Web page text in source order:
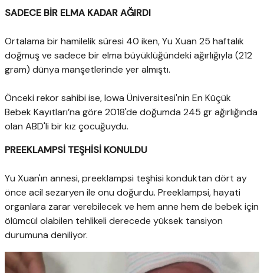
SADECE BİR ELMA KADAR AĞIRDI
Ortalama bir hamilelik süresi 40 iken, Yu Xuan 25 haftalık
doğmuş ve sadece bir elma büyüklüğündeki ağırlığıyla (212
gram) dünya manşetlerinde yer almıştı.
Önceki rekor sahibi ise, Iowa Üniversitesi'nin En Küçük
Bebek Kayıtları’na göre 2018'de doğumda 245 gr ağırlığında
olan ABD'li bir kız çocuğuydu.
PREEKLAMPSİ TEŞHİSİ KONULDU
Yu Xuan'ın annesi, preeklampsi teşhisi konduktan dört ay
önce acil sezaryen ile onu doğurdu. Preeklampsi, hayati
organlara zarar verebilecek ve hem anne hem de bebek için
ölümcül olabilen tehlikeli derecede yüksek tansiyon
durumuna deniliyor.